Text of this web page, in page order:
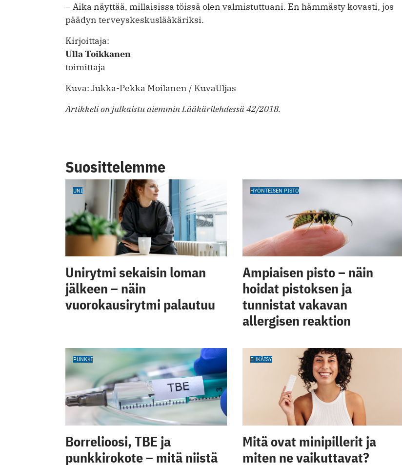
– Aika näyttää, millaisissa töissä olen valmistuttuani. En hämmästy kovasti, jos
päädyn terveyskeskuslääkäriksi.
Kirjoittaja:
Ulla Toikkanen
toimittaja
Kuva: Jukka-Pekka Moilanen / KuvaUljas
Artikkeli on julkaistu aiemmin Lääkärilehdessä 42/2018.
Suosittelemme
UNI
Unirytmi sekaisin loman
jälkeen – näin
vuorokausirytmi palautuu
HYÖNTEISEN PISTO
Ampiaisen pisto – näin
hoidat pistoksen ja
tunnistat vakavan
allergisen reaktion
PUNKKI
Borrelioosi, TBE ja
punkkirokote – mitä niistä
EHKÄISY
Mitä ovat minipillerit ja
miten ne vaikuttavat?